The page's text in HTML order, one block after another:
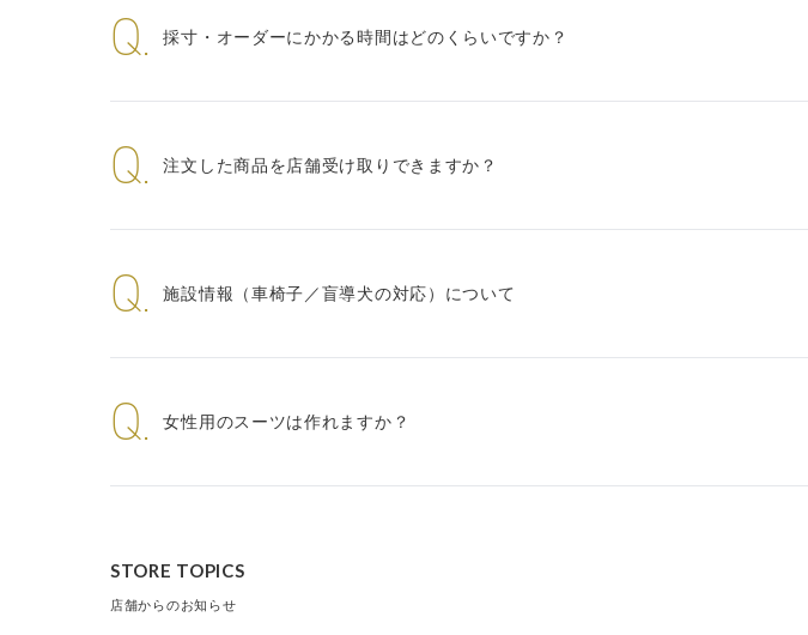
Q. 採寸・オーダーにかかる時間はどのくらいですか？
Q. 注文した商品を店舗受け取りできますか？
Q. 施設情報（車椅子／盲導犬の対応）について
Q. 女性用のスーツは作れますか？
STORE TOPICS
店舗からのお知らせ